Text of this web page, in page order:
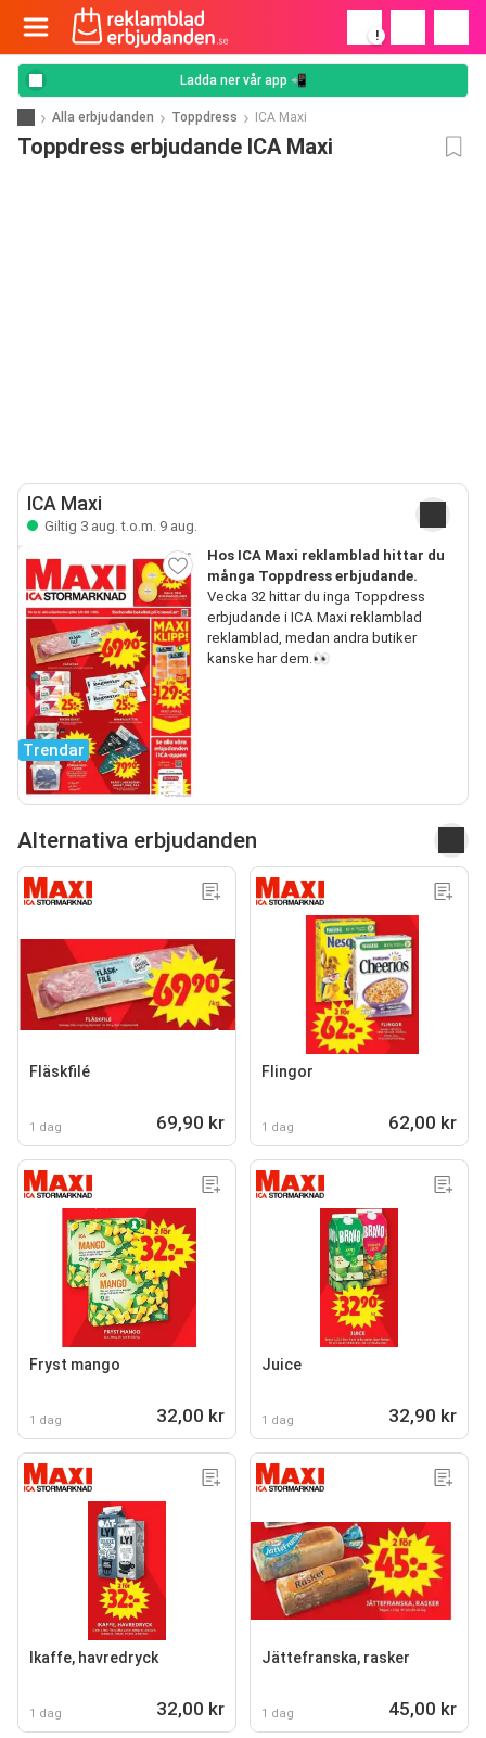
!
Ladda ner vår app 📲
Alla erbjudanden Toppdress ICA Maxi
Toppdress erbjudande ICA Maxi
ICA Maxi
Giltig 3 aug. t.o.m. 9 aug.
Trendar
Hos ICA Maxi reklamblad hittar du
många Toppdress erbjudande.
Vecka 32 hittar du inga Toppdress
erbjudande i ICA Maxi reklamblad
reklamblad, medan andra butiker
kanske har dem.👀
Alternativa erbjudanden
Fläskfilé
1 dag 69,90 kr
Flingor
1 dag 62,00 kr
Fryst mango
1 dag 32,00 kr
Juice
1 dag 32,90 kr
Ikaffe, havredryck
1 dag 32,00 kr
Jättefranska, rasker
1 dag 45,00 kr